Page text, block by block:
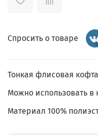
Спросить о товаре
Тонкая флисовая
Можно использовать в
Материал 100%